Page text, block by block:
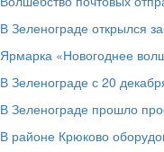
В Зеленограде открылся
Ярмарка «Новогоднее
В Зеленограде с 20
В Зеленограде прошло
В районе Крюково